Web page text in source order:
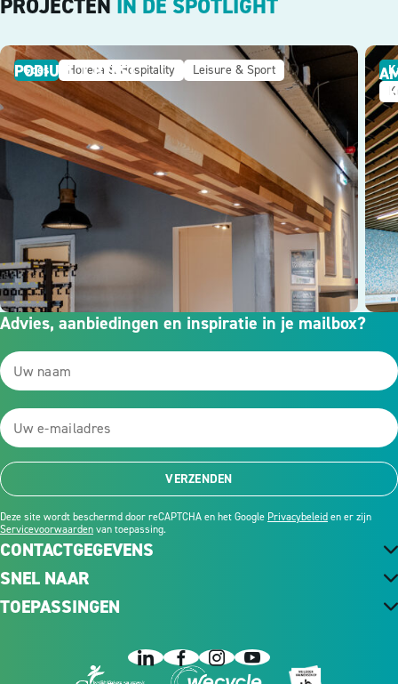
PROJECTEN IN DE SPOTLIGHT
Goes Horeca & Hospitality Leisure & Sport
PODIUM 'T BEEST
CONTACTGEGEVENS
Advies, aanbiedingen en inspiratie in je mailbox?
VERZENDEN
Deze site wordt beschermd door reCAPTCHA en het Google Privacybeleiden er zijn
Servicevoorwaardenvan toepassing.
SNEL NAAR
TOEPASSINGEN